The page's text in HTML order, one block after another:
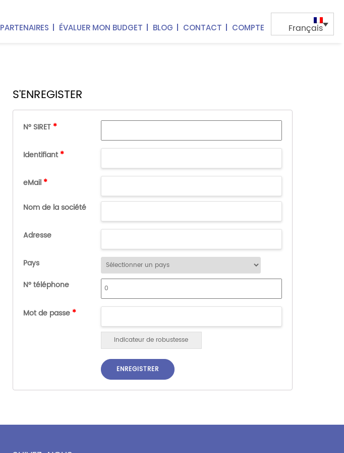
PARTENAIRES ÉVALUER MON BUDGET BLOG CONTACT COMPTE Français
S’ENREGISTER
N° SIRET *
Identifiant*
eMail *
Nom de la société
Adresse
Pays
N° téléphone
Mot de passe *
Indicateur de robustesse